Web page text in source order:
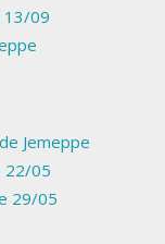
13/09
Jemeppe
22/05
29/05